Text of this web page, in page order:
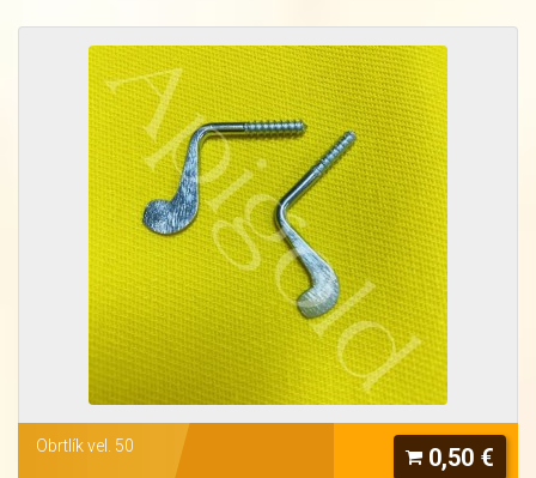
0,50 €
Obrtlík vel. 50